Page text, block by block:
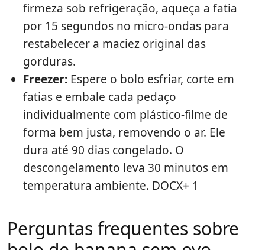
firmeza sob refrigeração, aqueça a fatia
por 15 segundos no micro-ondas para
restabelecer a maciez original das
gorduras.
Freezer: Espere o bolo esfriar, corte em
fatias e embale cada pedaço
individualmente com plástico-filme de
forma bem justa, removendo o ar. Ele
dura até 90 dias congelado. O
descongelamento leva 30 minutos em
temperatura ambiente. DOCX+ 1
Perguntas frequentes sobre